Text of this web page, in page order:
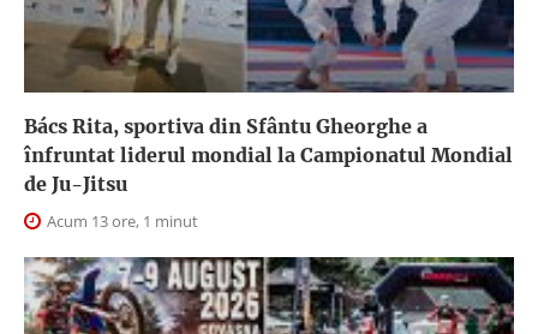
Bács Rita, sportiva din Sfântu Gheorghe a
înfruntat liderul mondial la Campionatul Mondial
de Ju-Jitsu
Acum 13 ore, 1 minut